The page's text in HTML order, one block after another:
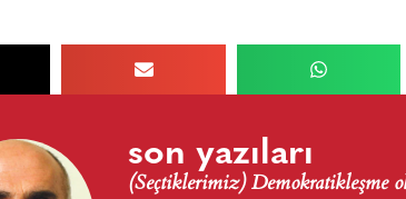
son yazıları
(Seçtiklerimiz) Demokratikleşme